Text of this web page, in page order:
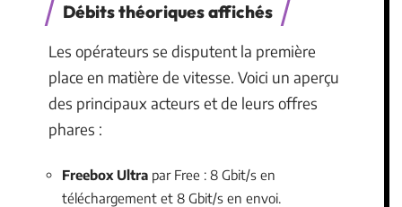
Débits théoriques affichés
Les opérateurs se disputent la première
place en matière de vitesse. Voici un aperçu
des principaux acteurs et de leurs offres
phares :
Freebox Ultra par Free : 8 Gbit/s en
téléchargement et 8 Gbit/s en envoi.